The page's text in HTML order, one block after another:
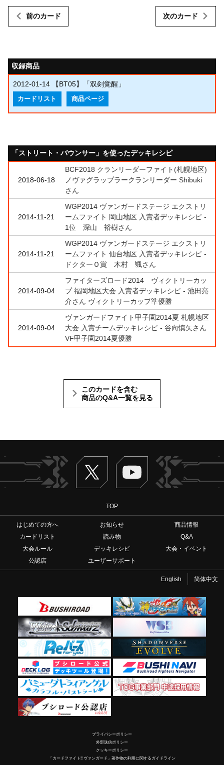
前のカード 次のカード
収録商品
2012-01-14 【BT05】「双剣覚醒」
カードリスト 商品ページ
「ストリート・バウンサー」を使ったデッキレシピ
2018-06-18
BCF2018 クランリーダーファイト(札幌地区)
ノヴァグラップラークランリーダー Shibuki
さん
2014-11-21
WGP2014 ヴァンガードステージ エクストリ
ームファイト 岡山地区 入賞者デッキレシピ -
1位 深山 裕樹さん
2014-11-21
WGP2014 ヴァンガードステージ エクストリ
ームファイト 仙台地区 入賞者デッキレシピ -
ドクターＯ賞 木村 颯さん
2014-09-04
ファイターズロード2014 ヴィクトリーカッ
プ 福岡地区大会 入賞者デッキレシピ - 池田亮
介さん ヴィクトリーカップ準優勝
2014-09-04
ヴァンガードファイト甲子園2014夏 札幌地区
大会 入賞チームデッキレシピ - 谷向慎矢さん
VF甲子園2014夏優勝
このカードを含む
商品のQ&A一覧を見る
Twitter ヴァンガードch
TOP
はじめての方へ お知らせ
商品情報
カードリスト
読み物
Q&A
大会ルール
デッキレシピ
大会・イベント
公認店
ユーザーサポート
English 简体中文
プライバシーポリシー
外部送信ポリシー
クッキーポリシー
「カードファイト!! ヴァンガード」著作物の利用に関するガイドライン